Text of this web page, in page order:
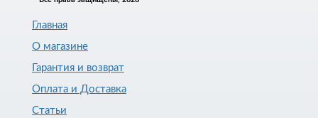
Главная
О магазине
Гарантия и возврат
Оплата и Доставка
Статьи